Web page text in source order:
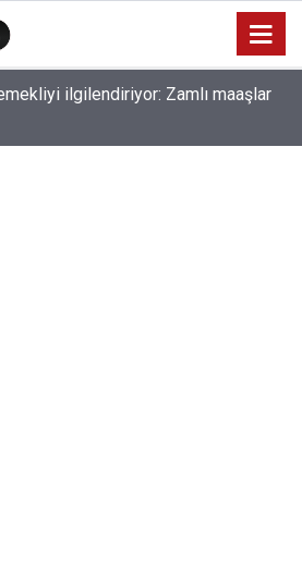
ilgilendiriyor: Zamlı maaşlar